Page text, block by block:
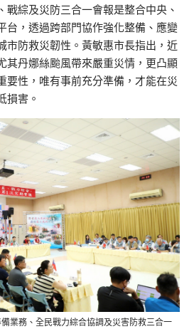
戰綜及災防三合一會報是整合中央、
台，透過跨部門協作強化整備、應變
市防救災韌性。 黃敏惠市長指出，近
其丹娜絲颱風帶來嚴重災情，更凸顯
要性，唯有事前充分準備，才能在災
損害。
業務、全民戰力綜合協調及災害防救三合一